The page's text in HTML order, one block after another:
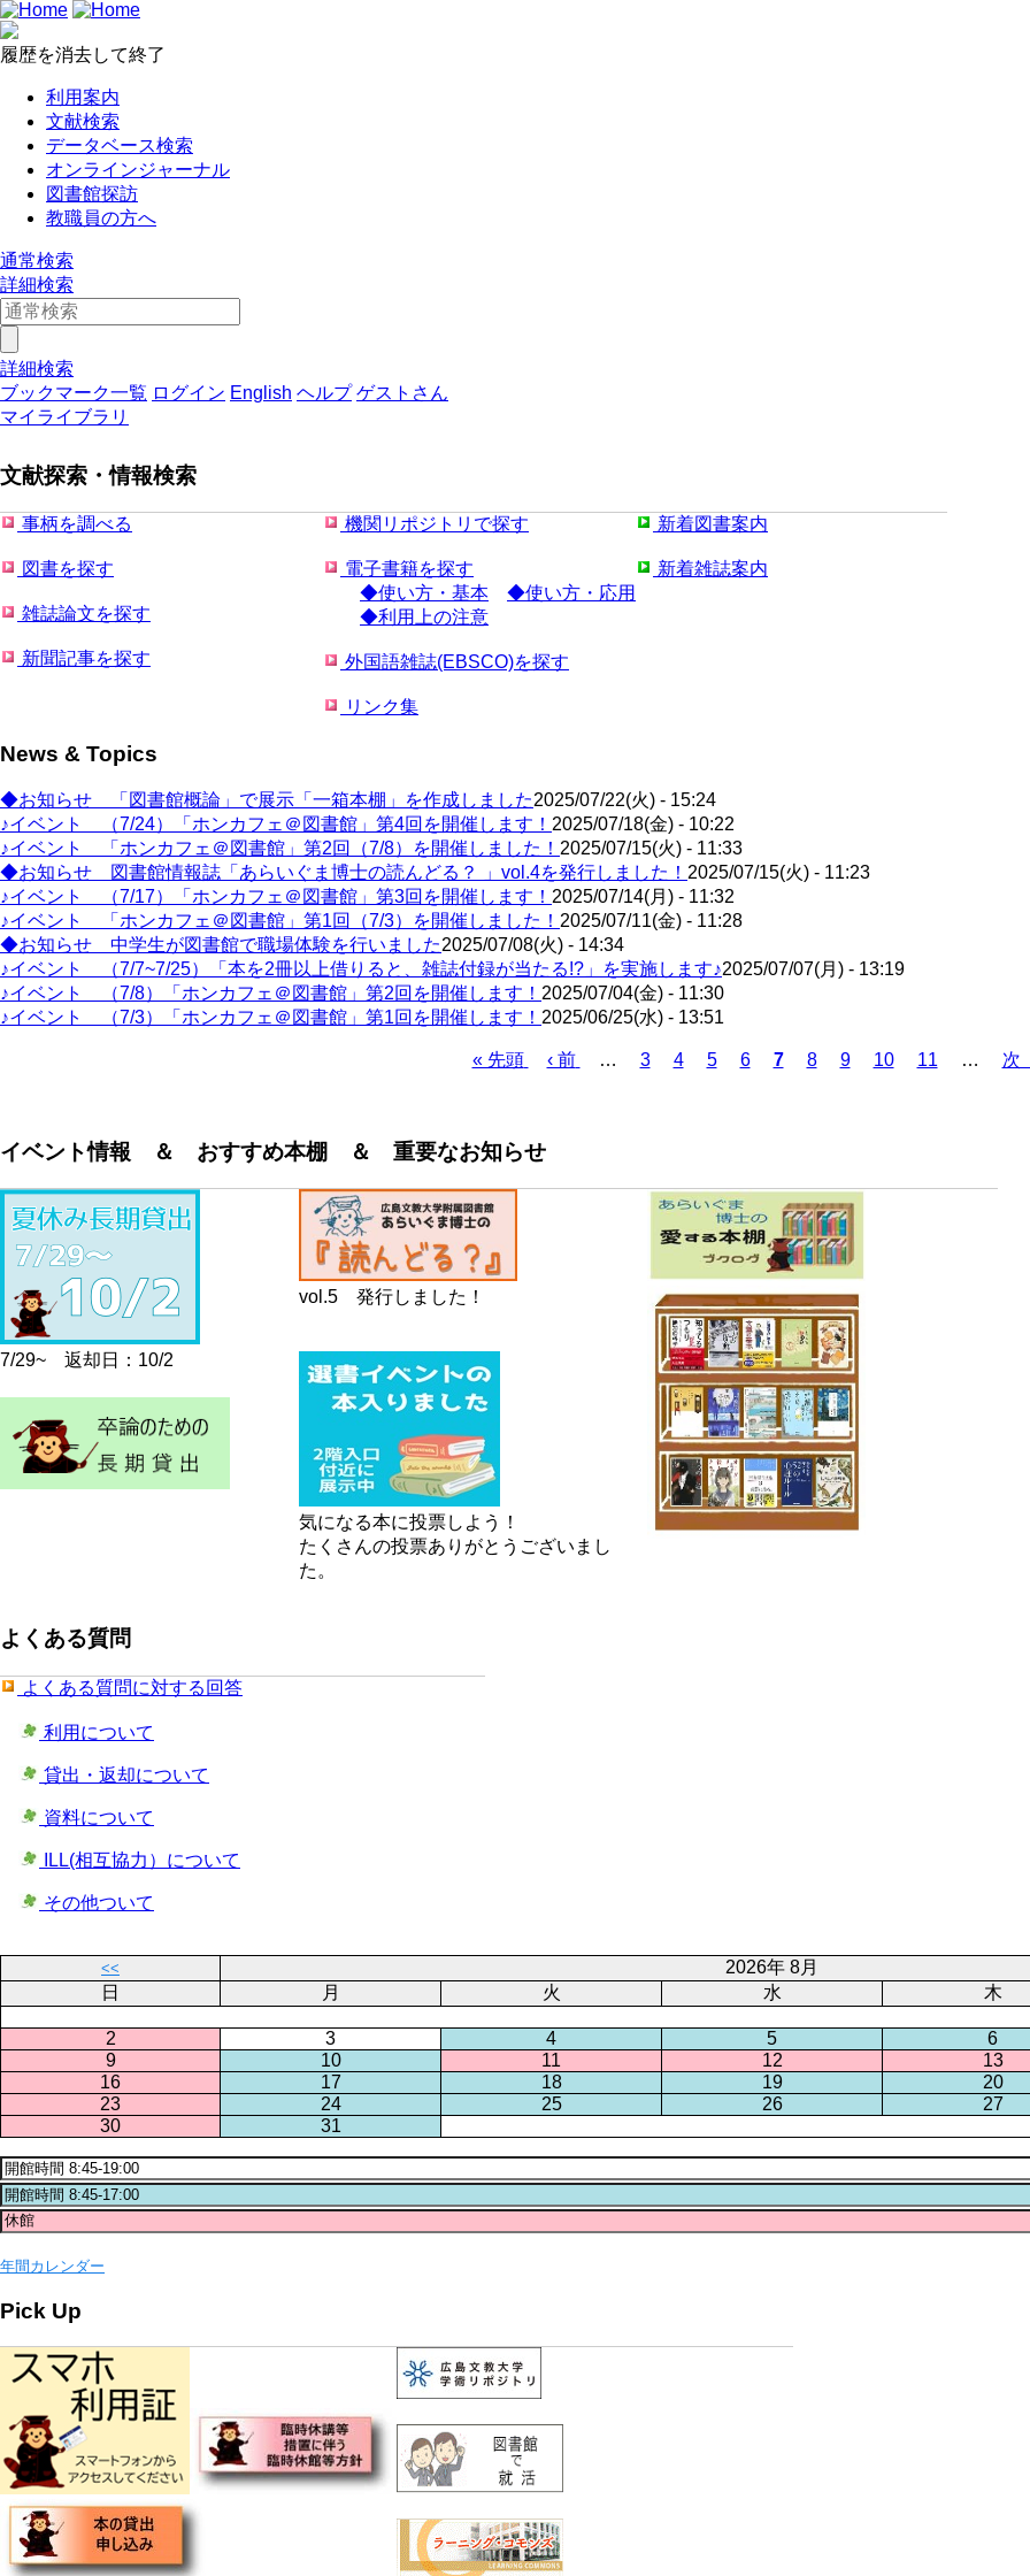
履歴を消去して終了
利用案内
文献検索
データベース検索
オンラインジャーナル
図書館探訪
教職員の方へ
通常検索
詳細検索
詳細検索
ブックマーク一覧 ログイン English ヘルプ ゲストさん
マイライブラリ
文献探索・情報検索
事柄を調べる
図書を探す
雑誌論文を探す
新聞記事を探す
機関リポジトリで探す
電子書籍を探す
◆使い方・基本
◆使い方・応用
◆利用上の注意
外国語雑誌(EBSCO)を探す
リンク集
新着図書案内
新着雑誌案内
News & Topics
◆お知らせ 「図書館概論」で展示「一箱本棚」を作成しました2025/07/22(火) - 15:24
♪イベント （7/24）「ホンカフェ＠図書館」第4回を開催します！ 2025/07/18(金) - 10:22
♪イベント 「ホンカフェ＠図書館」第2回（7/8）を開催しました！ 2025/07/15(火) - 11:33
◆お知らせ 図書館情報誌「あらいぐま博士の読んどる？ 」vol.4を発行しました！ 2025/07/15(火) - 11:23
♪イベント （7/17）「ホンカフェ＠図書館」第3回を開催します！ 2025/07/14(月) - 11:32
♪イベント 「ホンカフェ＠図書館」第1回（7/3）を開催しました！ 2025/07/11(金) - 11:28
◆お知らせ 中学生が図書館で職場体験を行いました2025/07/08(火) - 14:34
♪イベント （7/7~7/25）「本を2冊以上借りると、雑誌付録が当たる!?」を実施します♪2025/07/07(月) - 13:19
♪イベント （7/8）「ホンカフェ＠図書館」第2回を開催します！ 2025/07/04(金) - 11:30
♪イベント （7/3）「ホンカフェ＠図書館」第1回を開催します！ 2025/06/25(水) - 13:51
送
先
ジ
« 先頭
前
‹ 前 … Page
3 Page
4 Page
5 Page
6
カ
ジ
7 Page
8 Page
9 Page
10 Page
11 …
次
次
イベント情報 ＆ おすすめ本棚 ＆ 重要なお知らせ
7/29~ 返却日：10/2
vol.5 発行しました！
気になる本に投票しよう！
たくさんの投票ありがとうございまし
た。
よくある質問
よくある質問に対する回答
利用について
貸出・返却について
資料について
ILL(相互協力）について
その他ついて
<< 2026年 8月
日 月 火 水 木
2
3 4 5 6
9
10 11 12 13
16
17 18 19 20
23
24 25 26 27
30
31
年間カレンダー
Pick Up